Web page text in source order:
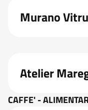
Murano
Atelier
CAFFE' -